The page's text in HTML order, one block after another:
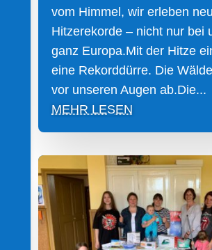
vom Himmel, wir erleben
Hitzerekorde – nicht nur bei
ganz Europa.Mit der Hitze
eine Rekorddürre. Die
vor unseren Augen ab.Die...
MEHR LESEN